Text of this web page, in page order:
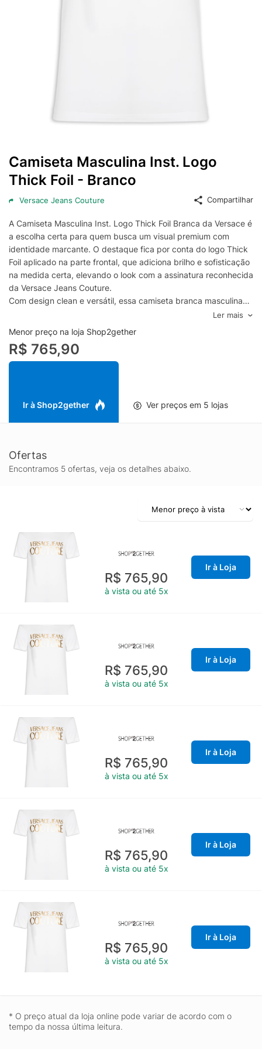
Camiseta Masculina Inst. Logo
Thick Foil - Branco
Versace Jeans Couture Compartilhar
A Camiseta Masculina Inst. Logo Thick Foil Branca da Versace é
a escolha certa para quem busca um visual premium com
identidade marcante. O destaque fica por conta do logo Thick
Foil aplicado na parte frontal, que adiciona brilho e sofisticação
na medida certa, elevando o look com a assinatura reconhecida
da Versace Jeans Couture.
Com design clean e versátil, essa camiseta branca masculina
transita facilmente entre produções casuais e urbanas,
combinando com jeans, bermudas e tênis para um estilo
moderno e confiante. A modelagem oferece conforto para o dia
a dia, enquanto o acabamento reforça a proposta fashion da
peça, ideal para quem valoriza presença, autenticidade e um
Ler mais
Menor preço na loja Shop2gether
R$ 765,90
Ir à Shop2gether Ver preços em 5 lojas
Ofertas
Encontramos 5 ofertas, veja os detalhes abaixo.
R$ 765,90
à vista ou até 5x
Ir à Loja
R$ 765,90
à vista ou até 5x
Ir à Loja
R$ 765,90
à vista ou até 5x
Ir à Loja
R$ 765,90
à vista ou até 5x
Ir à Loja
R$ 765,90
à vista ou até 5x
Ir à Loja
* O preço atual da loja online pode variar de acordo com o
tempo da nossa última leitura.